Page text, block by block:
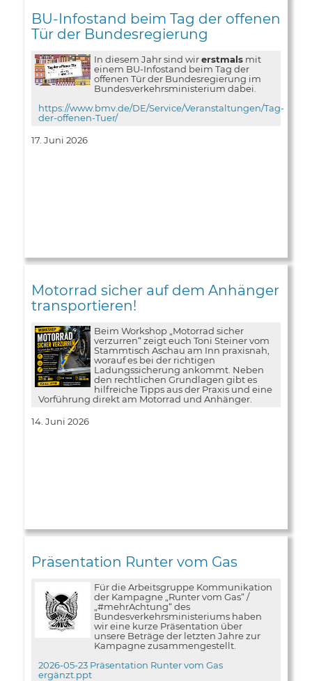
BU-Infostand beim Tag der offenen
Tür der Bundesregierung
In diesem Jahr sind wirerstmals mit
einem BU-Infostand beim Tag der
offenen Tür der Bundesregierung im
Bundesverkehrsministerium dabei.
https://www.bmv.de/DE/Service/Veranstaltungen/Tag-
der-offenen-Tuer/
17. Juni 2026
Motorrad sicher auf dem Anhänger
transportieren!
Beim Workshop „Motorrad sicher
verzurren“ zeigt euch Toni Steiner vom
Stammtisch Aschau am Inn praxisnah,
worauf es bei der richtigen
Ladungssicherung ankommt. Neben
den rechtlichen Grundlagen gibt es
hilfreiche Tipps aus der Praxis und eine
Vorführung direkt am Motorrad und Anhänger.
14. Juni 2026
Präsentation Runter vom Gas
Für die Arbeitsgruppe Kommunikation
der Kampagne „Runter vom Gas“ /
„#mehrAchtung“ des
Bundesverkehrsministeriums haben
wir eine kurze Präsentation über
unsere Beträge der letzten Jahre zur
Kampagne zusammengestellt.
2026-05-23 Präsentation Runter vom Gas
ergänzt.ppt